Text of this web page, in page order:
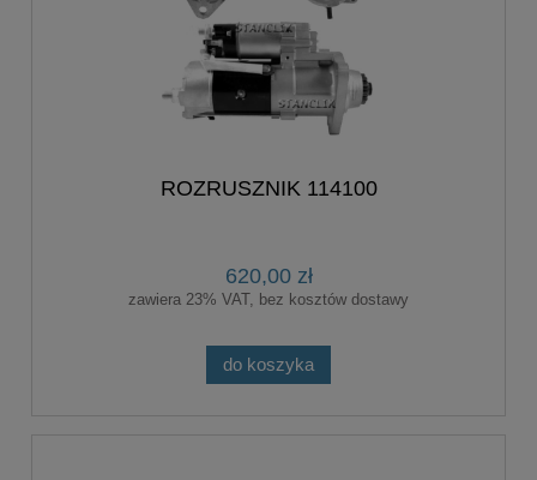
ROZRUSZNIK 114100
620,00 zł
zawiera 23% VAT, bez kosztów dostawy
do koszyka